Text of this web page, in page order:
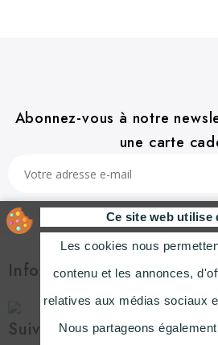
Abonnez-vous à notre
une carte
Informations
Suivez-Nous
Ce site web utilise
Les cookies nous
contenu et les annonces,
relatives aux médias sociaux
Nous partageons